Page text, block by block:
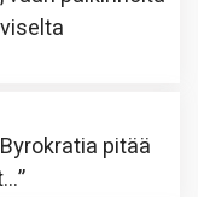
Byrokratia pitää
”